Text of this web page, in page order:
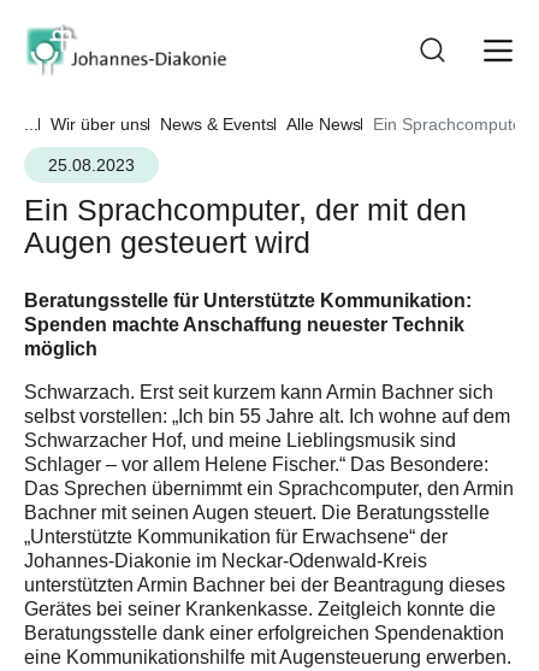
... Wir über uns News & Events Alle News
Ein
25.08.2023
Ein Sprachcomputer, der mit den
Augen gesteuert wird
Beratungsstelle für Unterstützte Kommunikation:
Spenden machte Anschaffung neuester Technik
möglich
Schwarzach. Erst seit kurzem kann Armin Bachner sich
selbst vorstellen: „Ich bin 55 Jahre alt. Ich wohne auf dem
Schwarzacher Hof, und meine Lieblingsmusik sind
Schlager – vor allem Helene Fischer.“ Das Besondere:
Das Sprechen übernimmt ein Sprachcomputer, den Armin
Bachner mit seinen Augen steuert. Die Beratungsstelle
„Unterstützte Kommunikation für Erwachsene“ der
Johannes-Diakonie im Neckar-Odenwald-Kreis
unterstützten Armin Bachner bei der Beantragung dieses
Gerätes bei seiner Krankenkasse. Zeitgleich konnte die
Beratungsstelle dank einer erfolgreichen Spendenaktion
eine Kommunikationshilfe mit Augensteuerung erwerben.